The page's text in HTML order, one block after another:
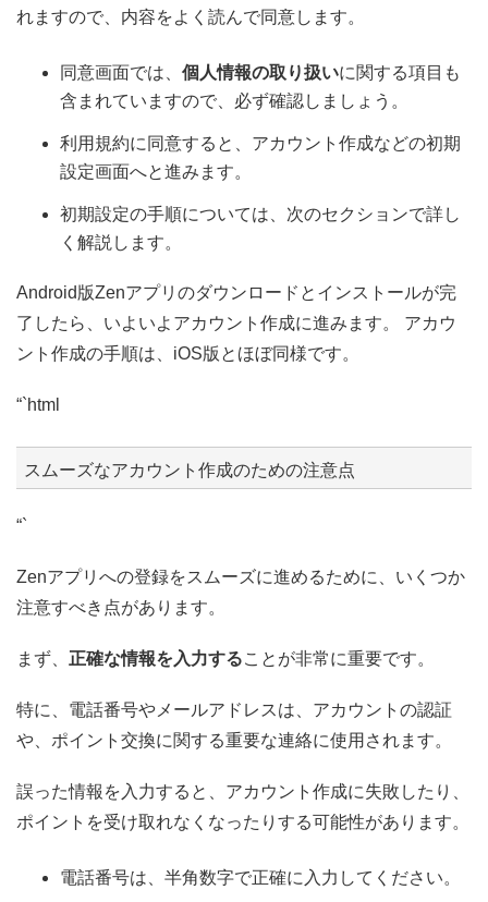
れますので、内容をよく読んで同意します。
同意画面では、 個人情報の取り扱いに関する項目も
含まれていますので、必ず確認しましょう。
利用規約に同意すると、アカウント作成などの初期
設定画面へと進みます。
初期設定の手順については、次のセクションで詳し
く解説します。
Android版Zenアプリのダウンロードとインストールが完
了したら、いよいよアカウント作成に進みます。 アカウ
ント作成の手順は、iOS版とほぼ同様です。
“`html
スムーズなアカウント作成のための注意点
“`
Zenアプリへの登録をスムーズに進めるために、いくつか
注意すべき点があります。
まず、 正確な情報を入力することが非常に重要です。
特に、電話番号やメールアドレスは、アカウントの認証
や、ポイント交換に関する重要な連絡に使用されます。
誤った情報を入力すると、アカウント作成に失敗したり、
ポイントを受け取れなくなったりする可能性があります。
電話番号は、半角数字で正確に入力してください。